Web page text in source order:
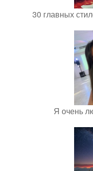
30 главных
Я очень